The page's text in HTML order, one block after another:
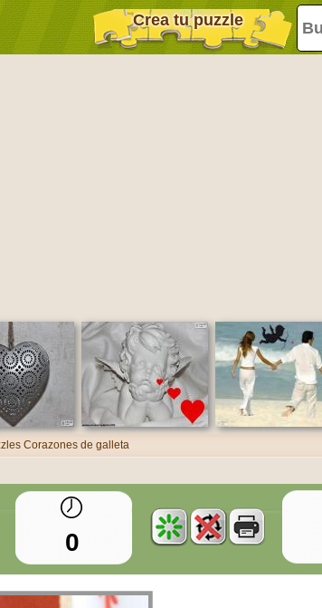
Crea tu puzzle
Corazones de galleta
0